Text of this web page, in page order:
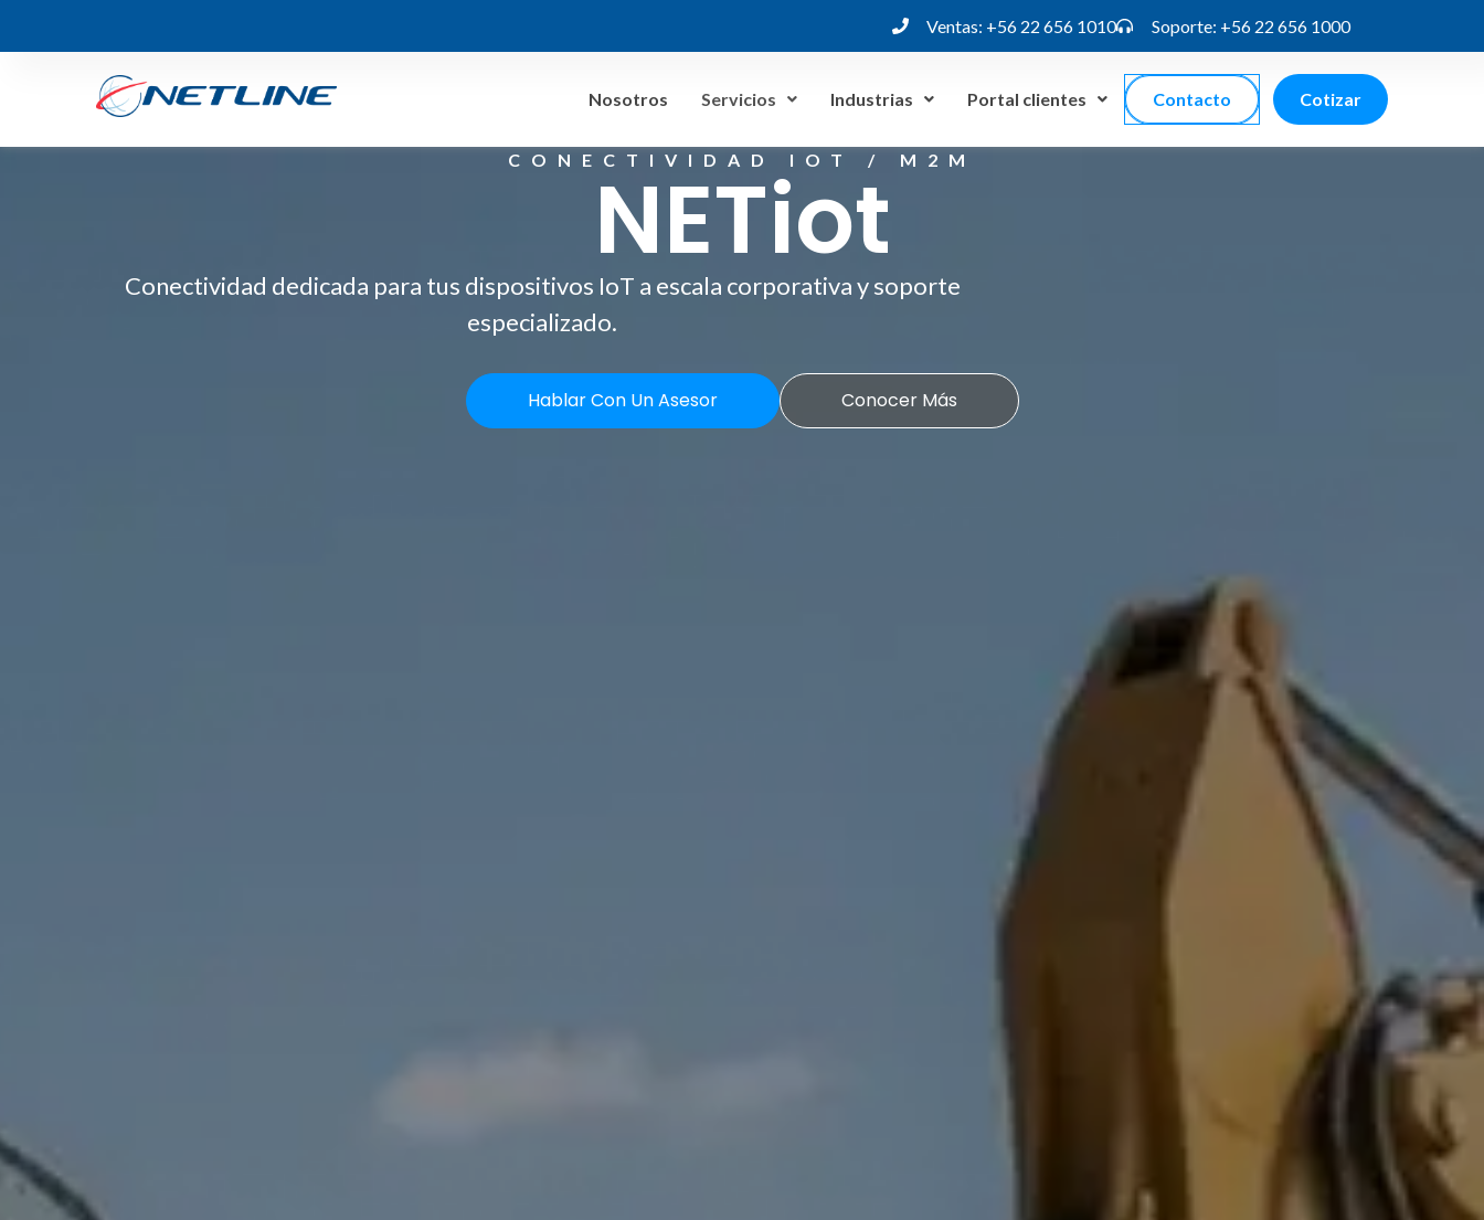
Ventas: +56 22 656 1010 Soporte: +56 22 656 1000
Nosotros Servicios Industrias Portal clientes Contacto Cotizar
CONECTIVIDAD IOT / M2M
NETiot
Conectividad dedicada para tus dispositivos IoT a escala corporativa y soporte
especializado.
Hablar Con Un Asesor Conocer Más